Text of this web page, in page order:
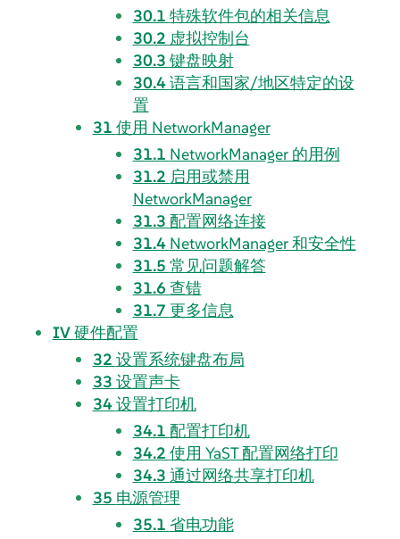
30.1 特殊软件包的相关信息
30.2 虚拟控制台
30.3 键盘映射
30.4语言和国家/地区特定的设
置
31 使用 NetworkManager
31.1 NetworkManager 的用例
31.2 启用或禁用
NetworkManager
31.3 配置网络连接
31.4 NetworkManager 和安全性
31.5 常见问题解答
31.6 查错
31.7 更多信息
IV硬件配置
32 设置系统键盘布局
33 设置声卡
34设置打印机
34.1 配置打印机
34.2 使用 YaST 配置网络打印
34.3 通过网络共享打印机
35 电源管理
35.1 省电功能